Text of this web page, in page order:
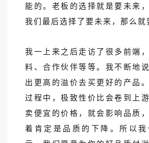
能的。老板的选择就是要未来
我们最后选择了要未来，那么就
我一上来之后走访了很多前端
料、合作伙伴等等。我不断地
出更高的溢价去买更好的产品
过程中，极致性价比会卷到上
卖便宜的价格，就会影响品质
着肯定是品质的下降。所以